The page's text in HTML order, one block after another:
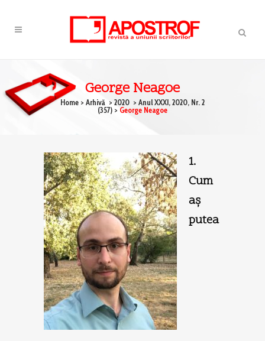
George Neagoe
Home > Arhivă > 2020 > Anul XXXI, 2020, Nr. 2
(357) > George Neagoe
1.
Cum
aş
putea